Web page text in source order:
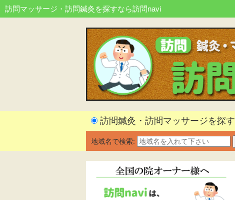
訪問マッサージ・訪問鍼灸を探すなら訪問navi
訪問鍼灸・訪問マッサージを探す
地域名で検索: